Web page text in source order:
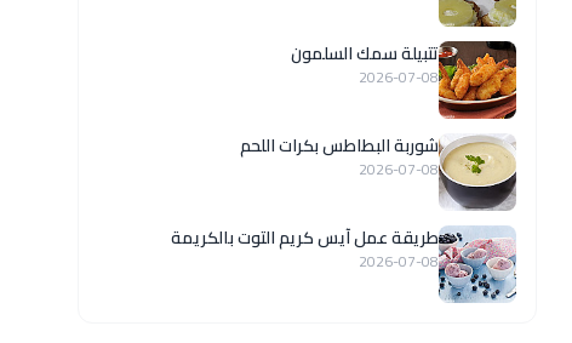
تتبيلة سمك السلمون
2026-07-08
شوربة البطاطس بكرات اللحم
2026-07-08
طريقة عمل آيس كريم التوت بالكريمة
2026-07-08